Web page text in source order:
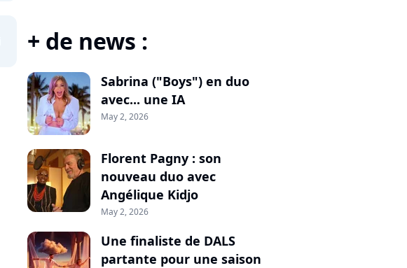
+ de news :
Sabrina ("Boys") en duo
avec... une IA
May 2, 2026
Florent Pagny : son
nouveau duo avec
Angélique Kidjo
May 2, 2026
Une finaliste de DALS
partante pour une saison